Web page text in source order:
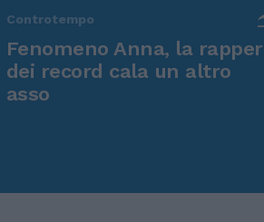
Controtempo
Fenomeno Anna, la rapper
dei record cala un altro
asso